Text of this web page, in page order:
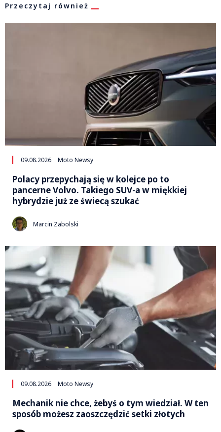
Przeczytaj również
09.08.2026 Moto Newsy
Polacy przepychają się w kolejce po to
pancerne Volvo. Takiego SUV-a w miękkiej
hybrydzie już ze świecą szukać
Marcin Zabolski
09.08.2026 Moto Newsy
Mechanik nie chce, żebyś o tym wiedział. W ten
sposób możesz zaoszczędzić setki złotych